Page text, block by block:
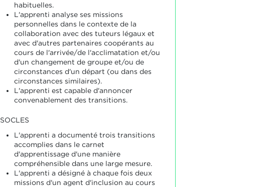
habituelles.
L'apprenti analyse ses missions
personnelles dans le contexte de la
collaboration avec des tuteurs légaux et
avec d'autres partenaires coopérants au
cours de l'arrivée/de l'acclimatation et/ou
d'un changement de groupe et/ou de
circonstances d'un départ (ou dans des
circonstances similaires).
L'apprenti est capable d'annoncer
convenablement des transitions.
SOCLES
L'apprenti a documenté trois transitions
accomplies dans le carnet
d'apprentissage d'une manière
compréhensible dans une large mesure.
L'apprenti a désigné à chaque fois deux
missions d'un agent d'inclusion au cours